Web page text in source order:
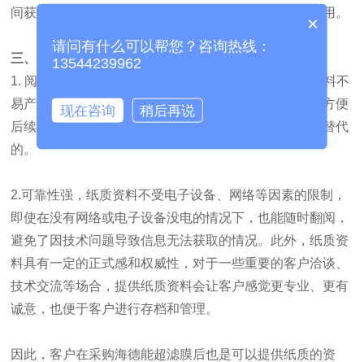
间获取最新内容，避免因资料过时导致的误解或错误应用。
三、纸质版资料也有其独特的优势
1. 阅读体验佳，很多人习惯纸质阅读，长时间看纸质资料不
易产生视觉疲劳，而且可以在资料上进行标注、笔记，方便
后续回顾和查阅，这种互动性和触感是电子版资料难以替代
的。
2.可靠性强，纸质资料不受电子设备、网络等因素的限制，
即使在没有网络或电子设备没电的情况下，也能随时翻阅，
避免了因技术问题导致信息无法获取的情况。此外，纸质资
料具有一定的正式感和权威性，对于一些重要的客户洽谈、
技术交流等场合，提供纸质资料会让客户感觉更专业、更有
诚意，也便于客户进行存档和管理。
因此，客户在采购海德能超滤膜后也是可以提供纸质的资
×
请问有什么可以帮您？咨询热线：
13544239962
现在咨询 稍后再说